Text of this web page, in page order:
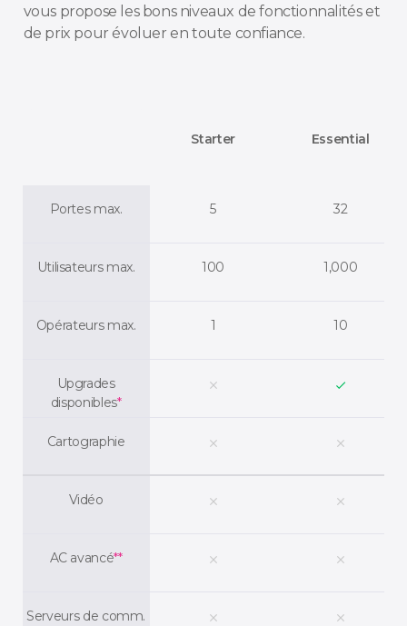
vous propose les bons niveaux de fonctionnalités et
de prix pour évoluer en toute confiance.
Portes max.
Utilisateurs max.
Opérateurs max.
Upgrades
disponibles*
Cartographie
Vidéo
AC avancé**
Serveurs de comm.
Starter
5
100
1
clear
clear
clear
clear
clear
Essential
32
1,000
10
check
clear
clear
clear
clear